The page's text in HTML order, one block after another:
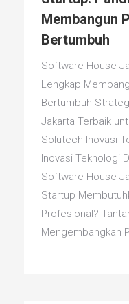
Membangun
Bertumbuh
Software House
Lengkap
Bertumbuh
Jakarta Terbaik
Solutech Inovasi
Inovasi Teknologi
Software House
Startup
Profesional?
Mengembangkan